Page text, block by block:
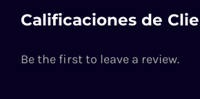
Calificaciones de
Be the first to leave a review.